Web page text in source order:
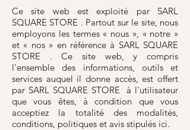
Ce site web est exploité par SARL
SQUARE STORE . Partout sur le site, nous
employons les termes « nous », « notre »
et « nos » en référence à SARL SQUARE
STORE . Ce site web, y compris
l'ensemble des informations, outils et
services auquel il donne accès, est offert
par SARL SQUARE STORE à l'utilisateur
que vous êtes, à condition que vous
acceptiez la totalité des modalités,
conditions, politiques et avis stipulés ici.